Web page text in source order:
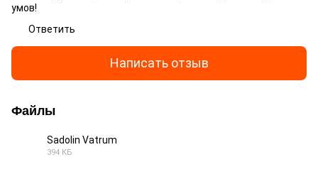
умов!
Ответить
Написать отзыв
Файлы
Sadolin Vatrum
394 КБ